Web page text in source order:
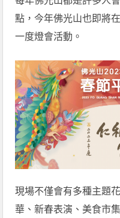
點，今年佛光山也即將
一度燈會活動。
現場不僅會有多種主題
華、新春表演、美食市